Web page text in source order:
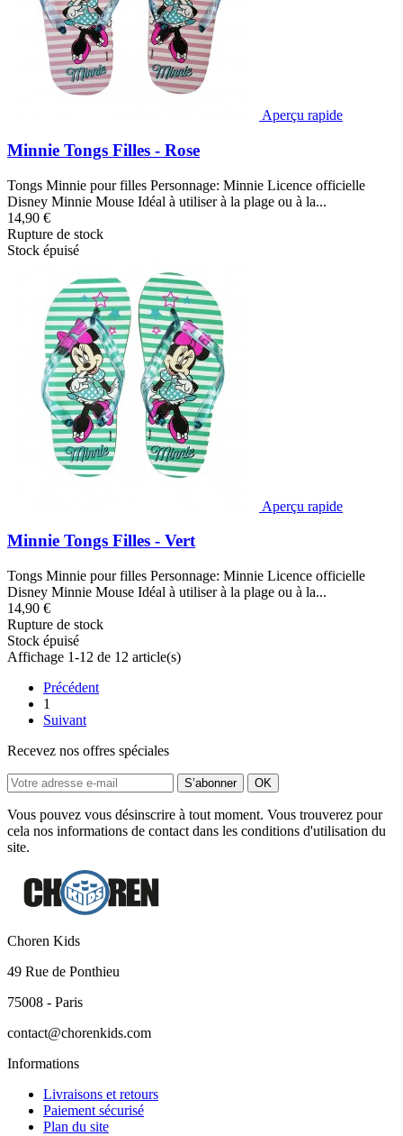
Aperçu rapide
Minnie Tongs Filles - Rose
Tongs Minnie pour filles Personnage: Minnie Licence officielle
Disney Minnie Mouse Idéal à utiliser à la plage ou à la...
14,90 €
Rupture de stock
Stock épuisé
Aperçu rapide
Minnie Tongs Filles - Vert
Tongs Minnie pour filles Personnage: Minnie Licence officielle
Disney Minnie Mouse Idéal à utiliser à la plage ou à la...
14,90 €
Rupture de stock
Stock épuisé
Affichage 1-12 de 12 article(s)
Précédent
1
Suivant
Recevez nos offres spéciales
Vous pouvez vous désinscrire à tout moment. Vous trouverez pour
cela nos informations de contact dans les conditions d'utilisation du
site.
Choren Kids
49 Rue de Ponthieu
75008 - Paris
contact@chorenkids.com
Informations
Livraisons et retours
Paiement sécurisé
Plan du site